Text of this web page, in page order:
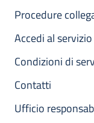
Procedure
Accedi al servizio
Condizioni di
Contatti
Ufficio